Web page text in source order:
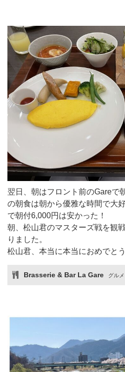
翌日、朝はフロント前のGareで
の朝食は朝から優雅な時間で大
で朝付6,000円は安かった！
朝、松山君のマスターズ戦を観
りました。
松山君、本当に本当におめでとう
Brasserie & Bar La Gare グル